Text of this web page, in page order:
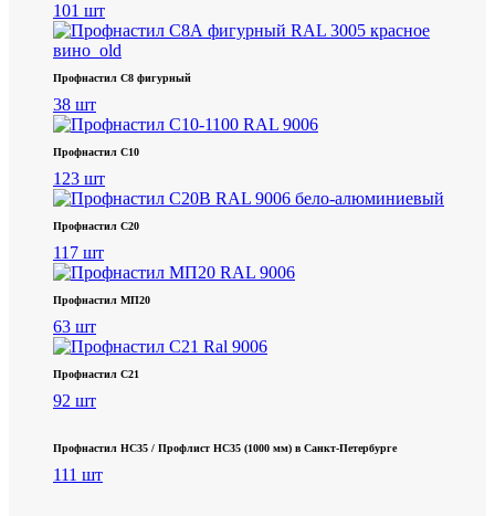
101 шт
Профнастил С8 фигурный
38 шт
Профнастил С10
123 шт
Профнастил С20
117 шт
Профнастил МП20
63 шт
Профнастил С21
92 шт
Профнастил НС35 / Профлист НС35 (1000 мм) в Санкт‑Петербурге
111 шт